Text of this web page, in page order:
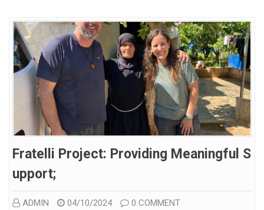
Fratelli Project: Providing Meaningful S
Upport;
ADMIN 04/10/2024 0 COMMENT